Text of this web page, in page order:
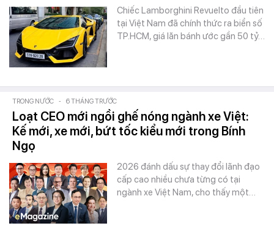
Chiếc Lamborghini Revuelto đầu tiên
tại Việt Nam đã chính thức ra biển số
TP.HCM, giá lăn bánh ước gần 50 tỷ…
TRONG NƯỚC - 6 THÁNG TRƯỚC
Loạt CEO mới ngồi ghế nóng ngành xe Việt:
Kế mới, xe mới, bứt tốc kiểu mới trong Bính
Ngọ
2026 đánh dấu sự thay đổi lãnh đạo
cấp cao nhiều chưa từng có tại
ngành xe Việt Nam, cho thấy một…